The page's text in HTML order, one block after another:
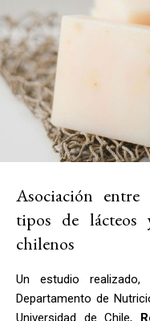
Asociación
tipos de lácteos
chilenos
Un estudio
Departamento de
Universidad de Chile,